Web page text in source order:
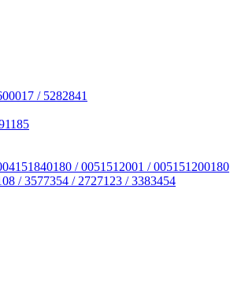
/ 5282841
/ 0051512001 / 005151200180
/ 3577354 / 2727123 / 3383454